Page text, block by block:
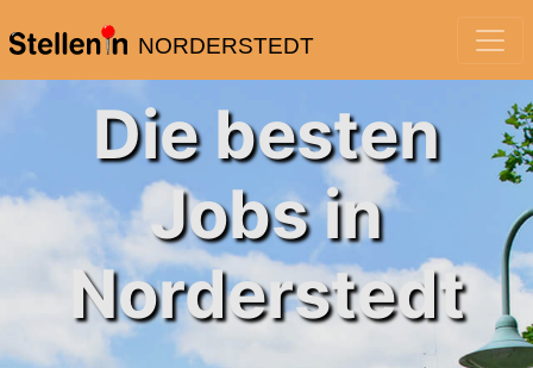
NORDERSTEDT
Die besten
Jobs in
Norderstedt